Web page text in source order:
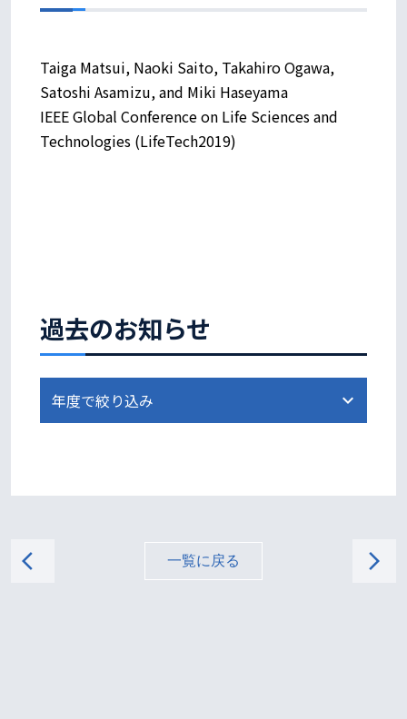
過去のお知らせ
Taiga Matsui, Naoki Saito, Takahiro Ogawa,
Satoshi Asamizu, and Miki Haseyama
IEEE Global Conference on Life Sciences and
Technologies (LifeTech2019)
arrow_back_ios 一覧に戻る arrow_forward_ios